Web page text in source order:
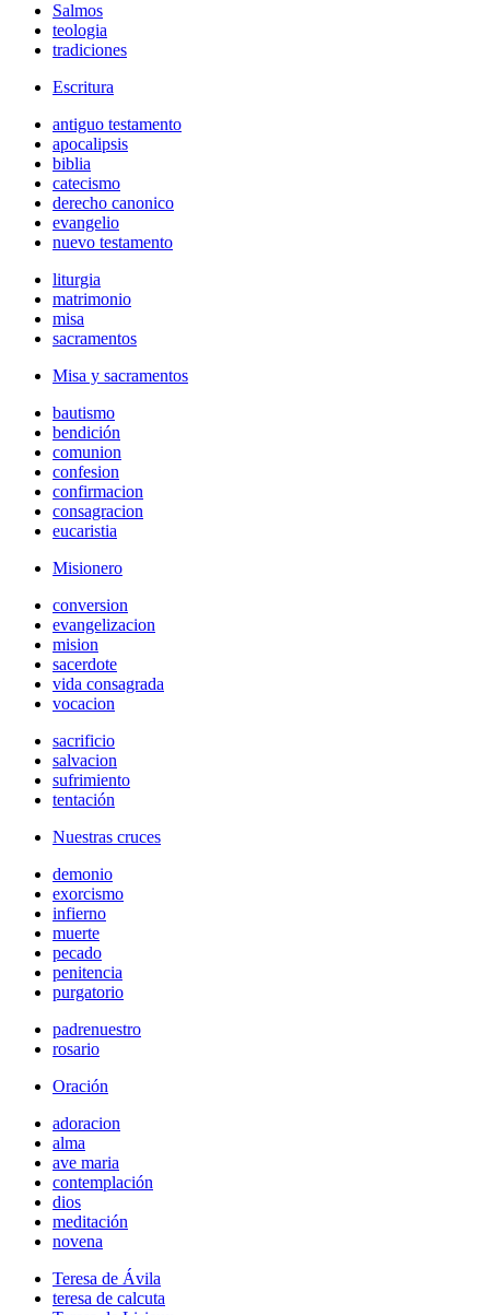
Salmos
teologia
tradiciones
Escritura
antiguo testamento
apocalipsis
biblia
catecismo
derecho canonico
evangelio
nuevo testamento
liturgia
matrimonio
misa
sacramentos
Misa y sacramentos
bautismo
bendición
comunion
confesion
confirmacion
consagracion
eucaristia
Misionero
conversion
evangelizacion
mision
sacerdote
vida consagrada
vocacion
sacrificio
salvacion
sufrimiento
tentación
Nuestras cruces
demonio
exorcismo
infierno
muerte
pecado
penitencia
purgatorio
padrenuestro
rosario
Oración
adoracion
alma
ave maria
contemplación
dios
meditación
novena
Teresa de Ávila
teresa de calcuta